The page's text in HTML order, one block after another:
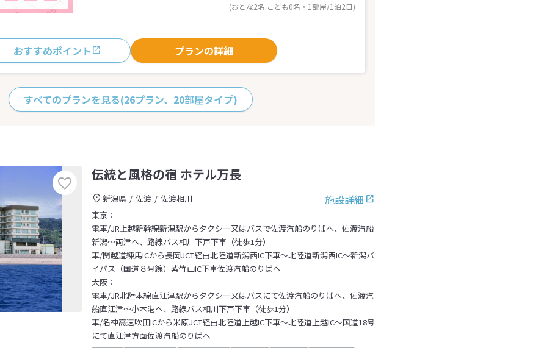
(おとな2名 こども0名・1部屋/1泊2日)
おすすめポイント プランの詳細
すべてのプランを見る(26プラン、20部屋タイプ)
伝統と風格の宿 ホテル万長
施設詳細
新潟県 佐渡
佐渡相川
東京：
電車/JR上越新幹線新潟駅からタクシー又はバスで佐渡汽船のりばへ、佐渡汽船
新潟～両津へ、路線バス相川下戸下車（徒歩1分）
車/関越道練馬ICから長岡JCT経由北陸道新潟西IC下車～北陸道新潟西IC～新潟バ
イパス（国道８号線）紫竹山IC下車佐渡汽船のりばへ
大阪：
電車/JR北陸本線直江津駅からタクシー又はバスにて佐渡汽船のりばへ、佐渡汽
船直江津～小木港へ、路線バス相川下戸下車（徒歩1分）
車/名神高速吹田ICから米原JCT経由北陸道上越IC下車～北陸道上越IC～国道18号
にて直江津方面佐渡汽船のりばへ